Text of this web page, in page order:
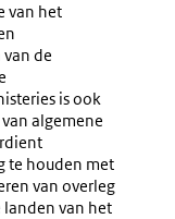
Algemeen
van het
de
is ook
algemene
te houden met
van overleg
landen van het